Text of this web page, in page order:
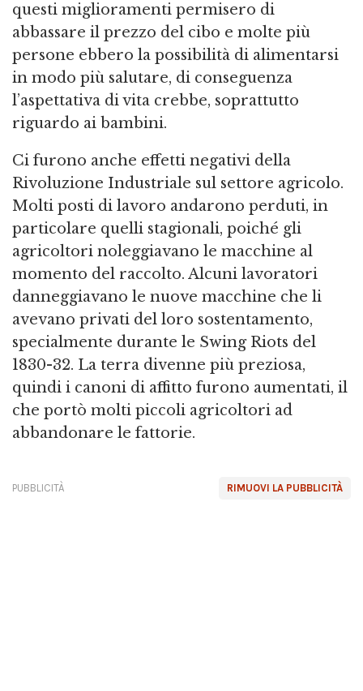
questi miglioramenti permisero di
abbassare il prezzo del cibo e molte più
persone ebbero la possibilità di alimentarsi
in modo più salutare, di conseguenza
l’aspettativa di vita crebbe, soprattutto
riguardo ai bambini.
Ci furono anche effetti negativi della
Rivoluzione Industriale sul settore agricolo.
Molti posti di lavoro andarono perduti, in
particolare quelli stagionali, poiché gli
agricoltori noleggiavano le macchine al
momento del raccolto. Alcuni lavoratori
danneggiavano le nuove macchine che li
avevano privati del loro sostentamento,
specialmente durante le Swing Riots del
1830-32. La terra divenne più preziosa,
quindi i canoni di affitto furono aumentati, il
che portò molti piccoli agricoltori ad
abbandonare le fattorie.
RIMUOVI LA PUBBLICITÀ
PUBBLICITÀ